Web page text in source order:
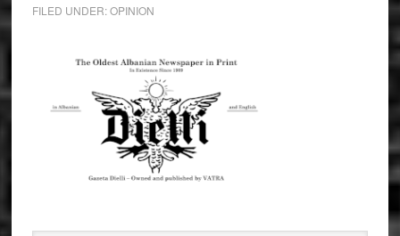
FILED UNDER:OPINION